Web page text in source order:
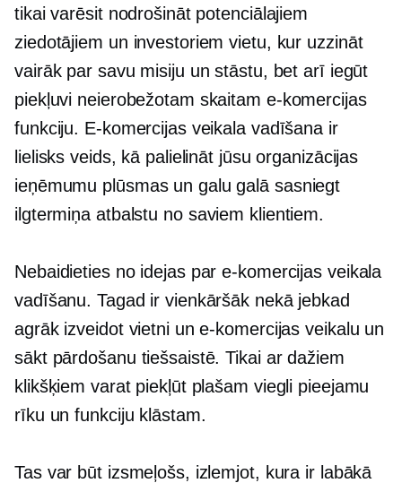
tikai varēsit nodrošināt potenciālajiem
ziedotājiem un investoriem vietu, kur uzzināt
vairāk par savu misiju un stāstu, bet arī iegūt
piekļuvi neierobežotam skaitam e-komercijas
funkciju. E-komercijas veikala vadīšana ir
lielisks veids, kā palielināt jūsu organizācijas
ieņēmumu plūsmas un galu galā sasniegt
ilgtermiņa atbalstu no saviem klientiem.
Nebaidieties no idejas par e-komercijas veikala
vadīšanu. Tagad ir vienkāršāk nekā jebkad
agrāk izveidot vietni un e-komercijas veikalu un
sākt pārdošanu tiešsaistē. Tikai ar dažiem
klikšķiem varat piekļūt plašam viegli pieejamu
rīku un funkciju klāstam.
Tas var būt izsmeļošs, izlemjot, kura ir labākā